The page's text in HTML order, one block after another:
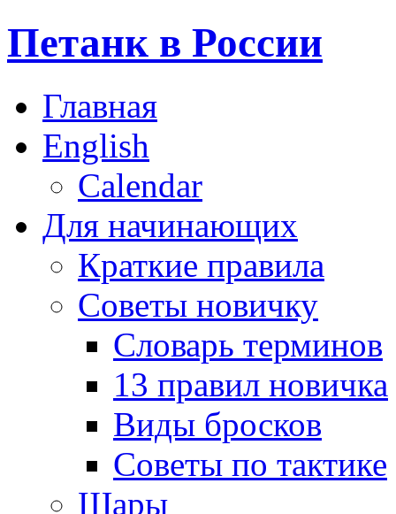
Петанк в России
Главная
English
Calendar
Для начинающих
Краткие правила
Советы новичку
Словарь терминов
13 правил новичка
Виды бросков
Советы по тактике
Шары